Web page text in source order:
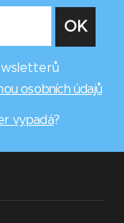
osobních údajů
vypadá?